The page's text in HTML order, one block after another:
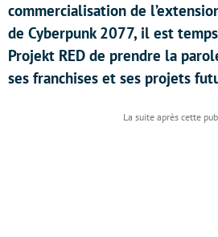
commercialisation de
de Cyberpunk 2077, il est
Projekt RED de prendre la
ses franchises et ses projets